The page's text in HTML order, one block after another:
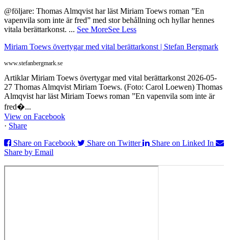
@följare: Thomas Almqvist har läst Miriam Toews roman ”En
vapenvila som inte är fred” med stor behållning och hyllar hennes
vitala berättarkonst. ... See MoreSee Less
Miriam Toews övertygar med vital berättarkonst | Stefan Bergmark
www.stefanbergmark.se
Artiklar Miriam Toews övertygar med vital berättarkonst 2026-05-
27 Thomas Almqvist Miriam Toews. (Foto: Carol Loewen) Thomas
Almqvist har läst Miriam Toews roman ”En vapenvila som inte är
fred�...
View on Facebook
· Share
Share on Facebook
Share on Twitter
Share on Linked In
Share by Email